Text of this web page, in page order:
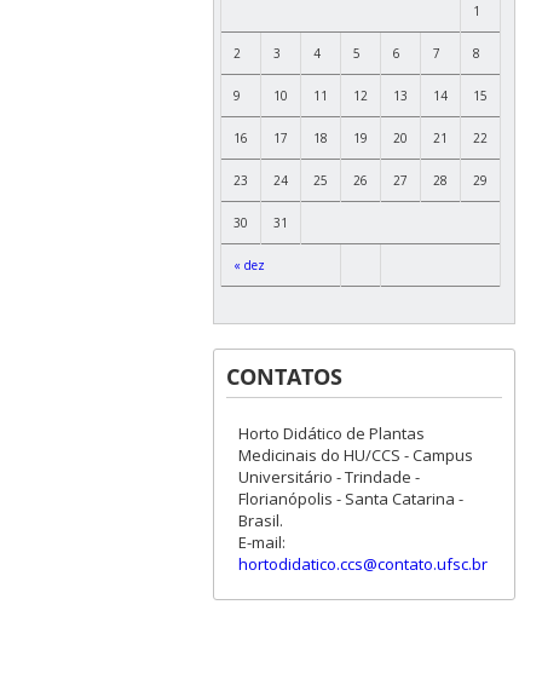
« dez
1
2 3 4 5 6 7 8
9 10 11 12 13 14 15
16 17 18 19 20 21 22
23 24 25 26 27 28 29
30 31
CONTATOS
Horto Didático de Plantas
Medicinais do HU/CCS - Campus
Universitário - Trindade -
Florianópolis - Santa Catarina -
Brasil.
E-mail:
hortodidatico.ccs@contato.ufsc.br